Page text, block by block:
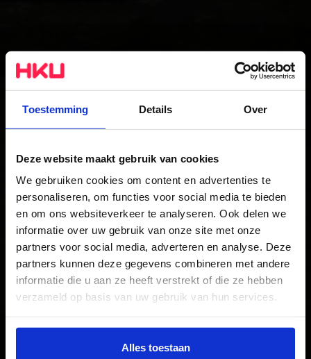
Toestemming Details Over
Deze website maakt gebruik van cookies
We gebruiken cookies om content en advertenties te
personaliseren, om functies voor social media te bieden
en om ons websiteverkeer te analyseren. Ook delen we
informatie over uw gebruik van onze site met onze
partners voor social media, adverteren en analyse. Deze
partners kunnen deze gegevens combineren met andere
informatie die u aan ze heeft verstrekt of die ze hebben
verzameld op basis van uw gebruik van hun services.
Wil je meer weten of de voorkeur aanpassen, bekijk dan
Alles toestaan